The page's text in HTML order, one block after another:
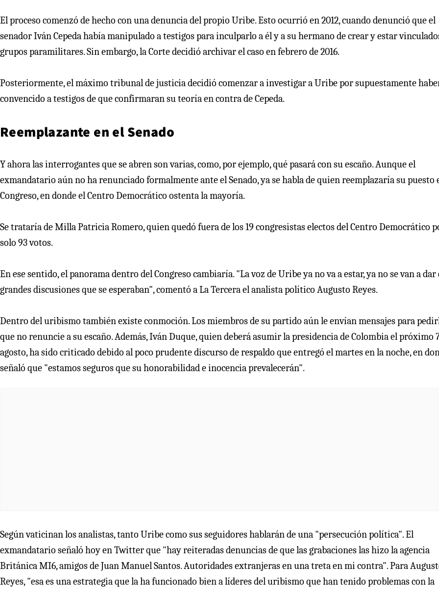
El proceso comenzó de hecho con una denuncia del propio Uribe. Esto ocurrió en 2012, cuando denunció que el
senador Iván Cepeda había manipulado a testigos para inculparlo a él y a su hermano de crear y estar
grupos paramilitares. Sin embargo, la Corte decidió archivar el caso en febrero de 2016.
Posteriormente, el máximo tribunal de justicia decidió comenzar a investigar a Uribe por supuestamente
convencido a testigos de que confirmaran su teoría en contra de Cepeda.
Reemplazante en el Senado
Y ahora las interrogantes que se abren son varias, como, por ejemplo, qué pasará con su escaño. Aunque el
exmandatario aún no ha renunciado formalmente ante el Senado, ya se habla de quien reemplazaría su puesto
Congreso, en donde el Centro Democrático ostenta la mayoría.
Se trataría de Milla Patricia Romero, quien quedó fuera de los 19 congresistas electos del Centro Democrático
solo 93 votos.
En ese sentido, el panorama dentro del Congreso cambiaría. "La voz de Uribe ya no va a estar, ya no se van a dar
grandes discusiones que se esperaban", comentó a La Tercera el analista político Augusto Reyes.
Dentro del uribismo también existe conmoción. Los miembros de su partido aún le envían mensajes para
que no renuncie a su escaño. Además, Iván Duque, quien deberá asumir la presidencia de Colombia el próximo
agosto, ha sido criticado debido al poco prudente discurso de respaldo que entregó el martes en la noche, en
señaló que "estamos seguros que su honorabilidad e inocencia prevalecerán".
Según vaticinan los analistas, tanto Uribe como sus seguidores hablarán de una "persecución política". El
exmandatario señaló hoy en Twitter que "hay reiteradas denuncias de que las grabaciones las hizo la agencia
Británica MI6, amigos de Juan Manuel Santos. Autoridades extranjeras en una treta en mi contra". Para
Reyes, "esa es una estrategia que la ha funcionado bien a líderes del uribismo que han tenido problemas con la